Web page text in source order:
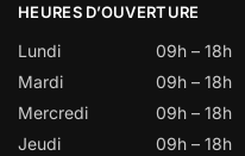
HEURES D’OUVERTURE
Lundi
09h – 18h
Mardi
09h – 18h
Mercredi
09h – 18h
Jeudi
09h – 18h